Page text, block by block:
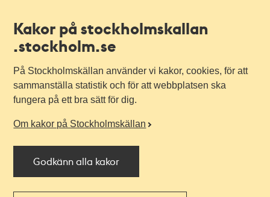
Kakor på stockholmskallan
.stockholm.se
På Stockholmskällan använder vi kakor, cookies, för att
sammanställa statistik och för att webbplatsen ska
fungera på ett bra sätt för dig.
Om kakor på Stockholmskällan
Godkänn alla kakor